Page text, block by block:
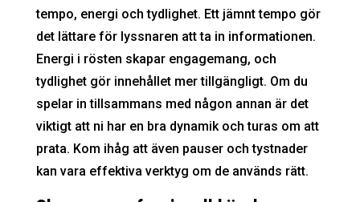
tempo, energi och tydlighet. Ett jämnt tempo gör
det lättare för lyssnaren att ta in informationen.
Energi i rösten skapar engagemang, och
tydlighet gör innehållet mer tillgängligt. Om du
spelar in tillsammans med någon annan är det
viktigt att ni har en bra dynamik och turas om att
prata. Kom ihåg att även pauser och tystnader
kan vara effektiva verktyg om de används rätt.